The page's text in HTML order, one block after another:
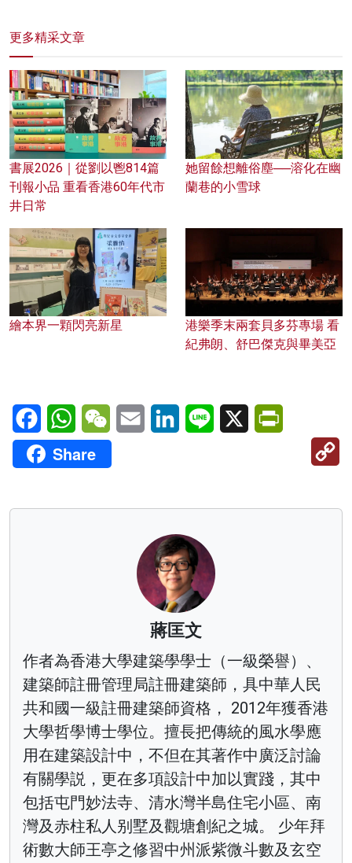
更多精采文章
書展2026｜從劉以鬯814篇
刊報小品 重看香港60年代市
井日常
她留餘想離俗塵──溶化在幽
蘭巷的小雪球
繪本界一顆閃亮新星
港樂季末兩套貝多芬專場 看
紀弗朗、舒巴傑克與畢美亞
FacebookWhatsAppWeChatEmail LinkedInLine X
Share
蔣匡文
作者為香港大學建築學學士（一級榮譽）、
建築師註冊管理局註冊建築師，具中華人民
共和國一級註冊建築師資格， 2012年獲香港
大學哲學博士學位。擅長把傳統的風水學應
用在建築設計中，不但在其著作中廣泛討論
有關學説，更在多項設計中加以實踐，其中
包括屯門妙法寺、清水灣半島住宅小區、南
灣及赤柱私人别墅及觀塘創紀之城。 少年拜
術數大師王亭之修習中州派紫微斗數及玄空